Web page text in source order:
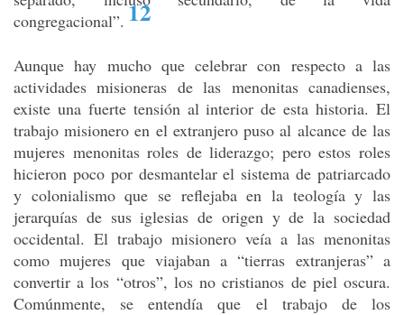
congregacional”. 12
Aunque hay mucho que celebrar con respecto a las
actividades misioneras de las menonitas canadienses,
existe una fuerte tensión al interior de esta historia. El
trabajo misionero en el extranjero puso al alcance de las
mujeres menonitas roles de liderazgo; pero estos roles
hicieron poco por desmantelar el sistema de patriarcado
y colonialismo que se reflejaba en la teología y las
jerarquías de sus iglesias de origen y de la sociedad
occidental. El trabajo misionero veía a las menonitas
como mujeres que viajaban a “tierras extranjeras” a
convertir a los “otros”, los no cristianos de piel oscura.
Comúnmente, se entendía que el trabajo de los